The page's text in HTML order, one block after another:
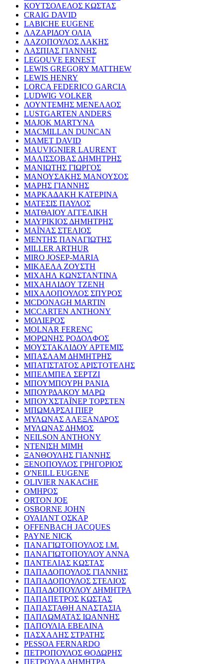
ΚΟΥΤΣΟΛΕΛΟΣ ΚΩΣΤΑΣ
CRAIG DAVID
LABICHE EUGENE
ΛΑΖΑΡΙΔΟΥ ΟΛΙΑ
ΛΑΖΟΠΟΥΛΟΣ ΛΑΚΗΣ
ΛΑΣΠΙΑΣ ΓΙΑΝΝΗΣ
LEGOUVE ERNEST
LEWIS GREGORY MATTHEW
LEWIS HENRY
LORCA FEDERICO GARCIA
LUDWIG VOLKER
ΛΟΥΝΤΕΜΗΣ ΜΕΝΕΛΑΟΣ
LUSTGARTEN ANDERS
MAJOK MARTYNA
MACMILLAN DUNCAN
MAMET DAVID
MAUVIGNIER LAURENT
ΜΑΛΙΣΣΟΒΑΣ ΔΗΜΗΤΡΗΣ
ΜΑΝΙΩΤΗΣ ΓΙΩΡΓΟΣ
ΜΑΝΟΥΣΑΚΗΣ ΜΑΝΟΥΣΟΣ
ΜΑΡΗΣ ΓΙΑΝΝΗΣ
ΜΑΡΚΑΔΑΚΗ ΚΑΤΕΡΙΝΑ
ΜΑΤΕΣΙΣ ΠΑΥΛΟΣ
ΜΑΤΘΑΙΟΥ ΑΓΓΕΛΙΚΗ
ΜΑΥΡΙΚΙΟΣ ΔΗΜΗΤΡΗΣ
ΜΑΪΝΑΣ ΣΤΕΛΙΟΣ
ΜΕΝΤΗΣ ΠΑΝΑΓΙΩΤΗΣ
MILLER ARTHUR
MIRO JOSEP-MARIA
ΜΙΚΑΕΛΑ ΖΟΥΣΤΗ
ΜΙΧΑΗΛ ΚΩΝΣΤΑΝΤΙΝΑ
ΜΙΧΑΗΛΙΔΟΥ ΤΖΕΝΗ
ΜΙΧΑΛΟΠΟΥΛΟΣ ΣΠΥΡΟΣ
MCDONAGH MARTIN
MCCARTEN ANTHONY
ΜΟΛΙΕΡΟΣ
MOLNAR FERENC
ΜΟΡΩΝΗΣ ΡΟΔΟΛΦΟΣ
ΜΟΥΣΤΑΚΛΙΔΟΥ ΑΡΤΕΜΙΣ
ΜΠΑΣΛΑΜ ΔΗΜΗΤΡΗΣ
ΜΠΑΤΙΣΤΑΤΟΣ ΑΡΙΣΤΟΤΕΛΗΣ
ΜΠΕΛΜΠΕΛ ΣΕΡΤΖΙ
ΜΠΟΥΜΠΟΥΡΗ ΡΑΝΙΑ
ΜΠΟΥΡΔΑΚΟΥ ΜΑΡΩ
ΜΠΟΥΧΣΤΑΪΝΕΡ ΤΟΡΣΤΕΝ
ΜΠΩΜΑΡΣΑΙ ΠΙΕΡ
ΜΥΛΩΝΑΣ ΑΛΕΞΑΝΔΡΟΣ
ΜΥΛΩΝΑΣ ΔΗΜΟΣ
NEILSON ANTHONY
ΝΤΕΝΙΣΗ ΜΙΜΗ
ΞΑΝΘΟΥΛΗΣ ΓΙΑΝΝΗΣ
ΞΕΝΟΠΟΥΛΟΣ ΓΡΗΓΟΡΙΟΣ
O'NEILL EUGENE
OLIVIER NAKACHE
ΟΜΗΡΟΣ
ORTON JOE
OSBORNE JOHN
ΟΥΑΙΛΝΤ ΟΣΚΑΡ
OFFENBACH JACQUES
PAYNE NICK
ΠΑΝΑΓΙΩΤΟΠΟΥΛΟΣ Ι.Μ.
ΠΑΝΑΓΙΩΤΟΠΟΥΛΟΥ ΑΝΝΑ
ΠΑΝΤΕΛΙΑΣ ΚΩΣΤΑΣ
ΠΑΠΑΔΟΠΟΥΛΟΣ ΓΙΑΝΝΗΣ
ΠΑΠΑΔΟΠΟΥΛΟΣ ΣΤΕΛΙΟΣ
ΠΑΠΑΔΟΠΟΥΛΟΥ ΔΗΜΗΤΡΑ
ΠΑΠΑΠΕΤΡΟΣ ΚΩΣΤΑΣ
ΠΑΠΑΣΤΑΘΗ ΑΝΑΣΤΑΣΙΑ
ΠΑΠΛΩΜΑΤΑΣ ΙΩΑΝΝΗΣ
ΠΑΠΟΥΛΙΑ ΕΒΕΛΙΝΑ
ΠΑΣΧΑΛΗΣ ΣΤΡΑΤΗΣ
PESSOA FERNARDO
ΠΕΤΡΟΠΟΥΛΟΣ ΘΟΔΩΡΗΣ
ΠΕΤΡΟΥΛΑ ΔΗΜΗΤΡΑ